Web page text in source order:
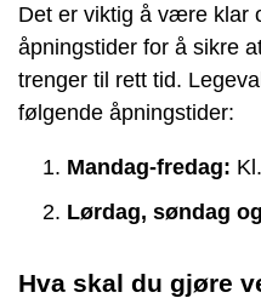
Det er viktig å være klar
åpningstider for å sikre
trenger til rett tid.
følgende åpningstider:
Mandag-fredag:
Lørdag, søndag
Hva skal du gjøre